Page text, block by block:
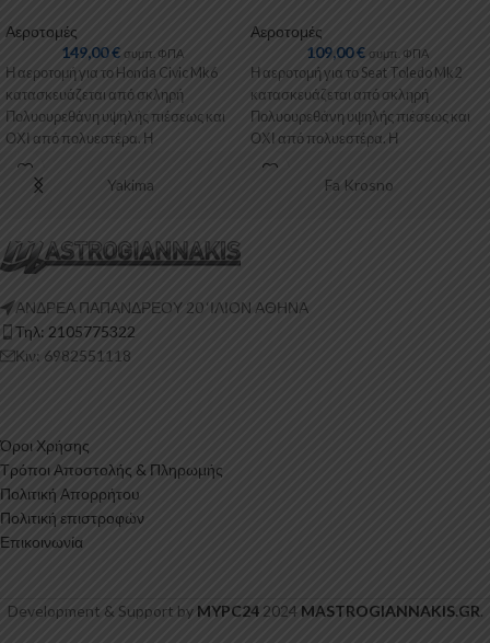
Αεροτομές
149,00€ συμπ. ΦΠΑ
Η αεροτομή για το Honda Civic Mk6
κατασκευάζεται από σκληρή
Πολυουρεθάνη υψηλής πιέσεως και
ΟΧΙ από πολυεστέρα. Η
Πολυουρεθάνη είναι
Αεροτομές
109,00€ συμπ. ΦΠΑ
Η αεροτομή για το Seat Toledo Mk2
κατασκευάζεται από σκληρή
Πολυουρεθάνη υψηλής πιέσεως και
ΟΧΙ από πολυεστέρα. Η
Πολυουρεθάνη είναι
Yakima Fa Krosno
ΑΝΔΡΕΑ ΠΑΠΑΝΔΡΕΟΥ 20 ‘ΙΛΙΟΝ ΑΘΗΝΑ
Τηλ: 2105775322
Κιν: 6982551118
Όροι Χρήσης
Τρόποι Αποστολής & Πληρωμής
Πολιτική Απορρήτου
Πολιτική επιστροφών
Επικοινωνία
Development & Support by MYPC242024 MASTROGIANNAKIS.GR.